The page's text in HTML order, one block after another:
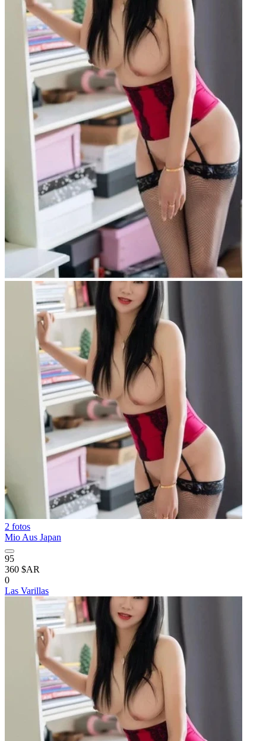
2 fotos
Mio Aus Japan
95
360 $AR
0
Las Varillas